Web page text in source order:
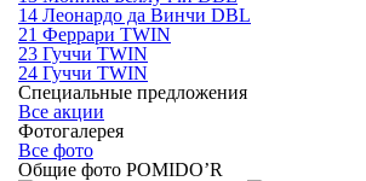
14 Леонардо да Винчи DBL
21 Феррари TWIN
23 Гуччи TWIN
24 Гуччи TWIN
Специальные предложения
Все акции
Фотогалерея
Все фото
Общие фото POMIDO’R